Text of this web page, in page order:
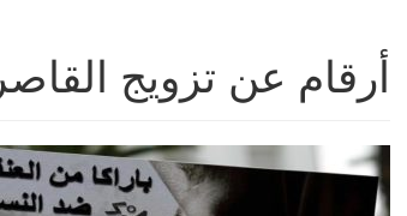
أرقام عن تزويج